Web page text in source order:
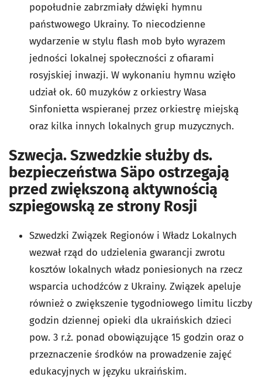
popołudnie zabrzmiały dźwięki hymnu
państwowego Ukrainy. To niecodzienne
wydarzenie w stylu flash mob było wyrazem
jedności lokalnej społeczności z ofiarami
rosyjskiej inwazji. W wykonaniu hymnu wzięło
udział ok. 60 muzyków z orkiestry Wasa
Sinfonietta wspieranej przez orkiestrę miejską
oraz kilka innych lokalnych grup muzycznych.
Szwecja. Szwedzkie służby ds.
bezpieczeństwa Säpo ostrzegają
przed zwiększoną aktywnością
szpiegowską ze strony Rosji
Szwedzki Związek Regionów i Władz Lokalnych
wezwał rząd do udzielenia gwarancji zwrotu
kosztów lokalnych władz poniesionych na rzecz
wsparcia uchodźców z Ukrainy. Związek apeluje
również o zwiększenie tygodniowego limitu liczby
godzin dziennej opieki dla ukraińskich dzieci
pow. 3 r.ż. ponad obowiązujące 15 godzin oraz o
przeznaczenie środków na prowadzenie zajęć
edukacyjnych w języku ukraińskim.